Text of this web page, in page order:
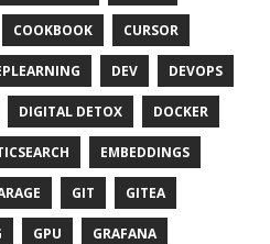
COOKBOOK CURSOR
DEV DEVOPS
DIGITAL DETOX DOCKER
EMBEDDINGS
GIT GITEA
GPU GRAFANA